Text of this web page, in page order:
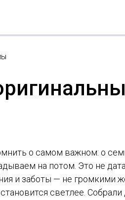
о самом важном: о
на потом. Это не
и заботы — не громкими
светлее. Собрали